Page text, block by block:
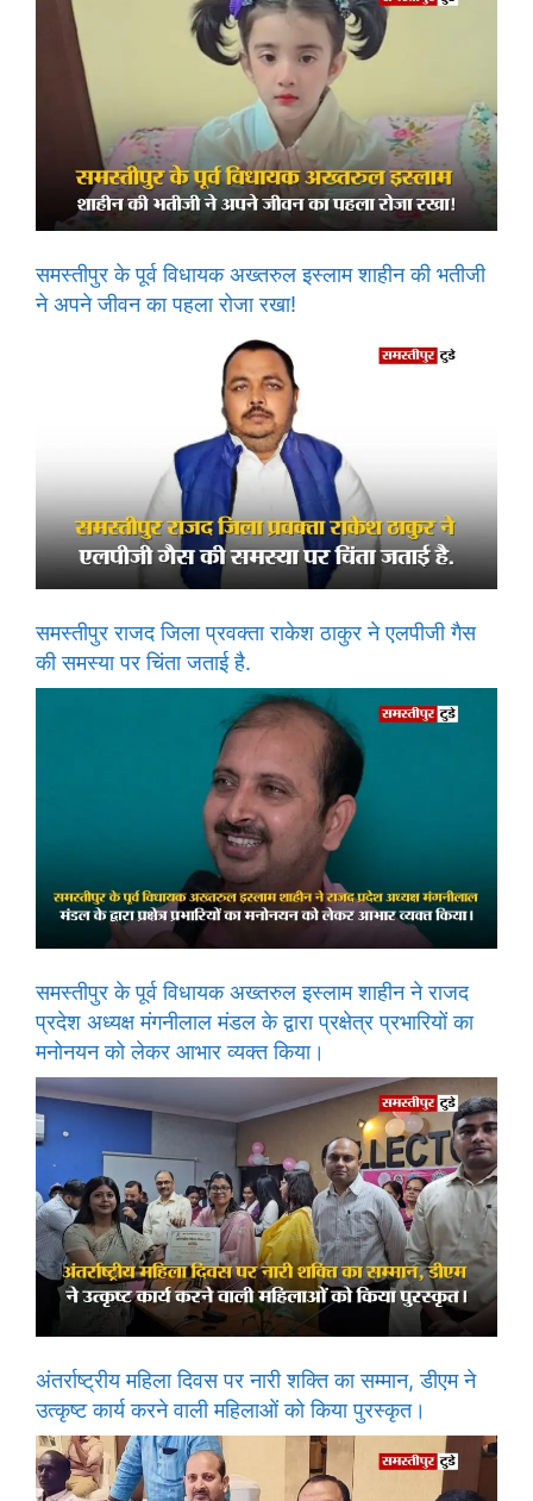
समस्तीपुर के पूर्व विधायक अख्तरुल इस्लाम शाहीन की भतीजी
ने अपने जीवन का पहला रोजा रखा!
समस्तीपुर राजद जिला प्रवक्ता राकेश ठाकुर ने एलपीजी गैस
की समस्या पर चिंता जताई है.
समस्तीपुर के पूर्व विधायक अख्तरुल इस्लाम शाहीन ने राजद
प्रदेश अध्यक्ष मंगनीलाल मंडल के द्वारा प्रक्षेत्र प्रभारियों का
मनोनयन को लेकर आभार व्यक्त किया।
अंतर्राष्ट्रीय महिला दिवस पर नारी शक्ति का सम्मान, डीएम ने
उत्कृष्ट कार्य करने वाली महिलाओं को किया पुरस्कृत।